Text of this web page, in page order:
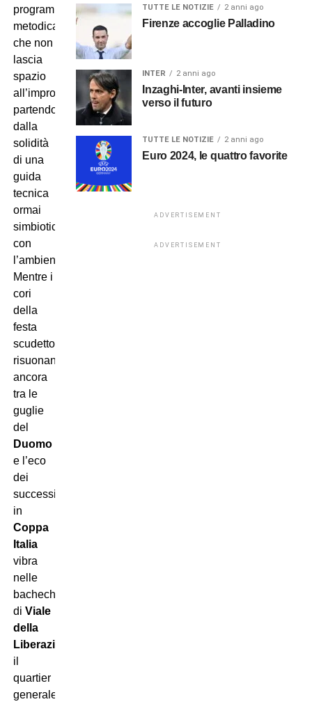
programmazione
metodica
che non
lascia
spazio
all’improvvisazione,
partendo
dalla
solidità
di una
guida
tecnica
ormai
simbiotica
con
l’ambiente.
Mentre i
cori
della
festa
scudetto
risuonano
ancora
tra le
guglie
del
Duomo
e l’eco
dei
successi
in
Coppa
Italia
vibra
nelle
bacheche
di Viale
della
Liberazione
il
quartier
generale
TUTTE LE NOTIZIE 2 anni ago
Firenze accoglie Palladino
INTER 2 anni ago
Inzaghi-Inter, avanti insieme
verso il futuro
TUTTE LE NOTIZIE 2 anni ago
Euro 2024, le quattro favorite
ADVERTISEMENT
ADVERTISEMENT